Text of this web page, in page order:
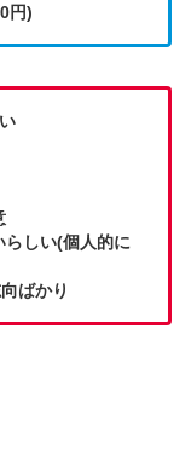
円)
らしい(個人的に
ばかり